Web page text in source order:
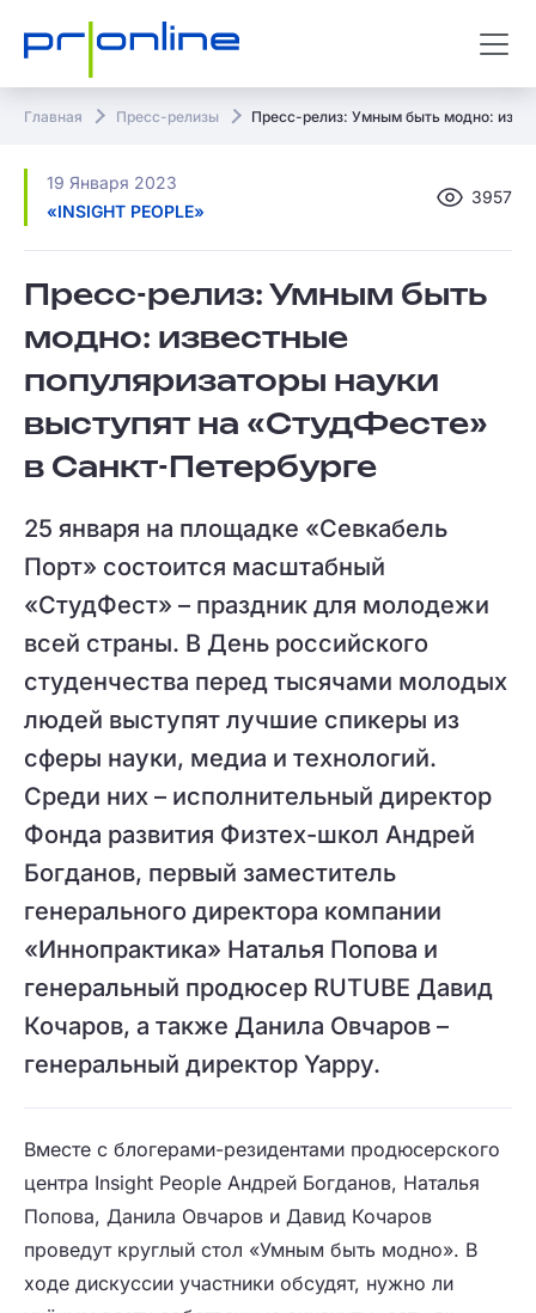
Главная Пресс-релизы Пресс-релиз: Умным быть модно:
19 Января 2023
«INSIGHT PEOPLE»
3957
Пресс-релиз: Умным быть
модно: известные
популяризаторы науки
выступят на «СтудФесте»
в Санкт-Петербурге
25 января на площадке «Севкабель
Порт» состоится масштабный
«СтудФест» – праздник для молодежи
всей страны. В День российского
студенчества перед тысячами молодых
людей выступят лучшие спикеры из
сферы науки, медиа и технологий.
Среди них – исполнительный директор
Фонда развития Физтех-школ Андрей
Богданов, первый заместитель
генерального директора компании
«Иннопрактика» Наталья Попова и
генеральный продюсер RUTUBE Давид
Кочаров, а также Данила Овчаров –
генеральный директор Yappy.
Вместе с блогерами-резидентами продюсерского
центра Insight People Андрей Богданов, Наталья
Попова, Данила Овчаров и Давид Кочаров
проведут круглый стол «Умным быть модно». В
ходе дискуссии участники обсудят, нужно ли